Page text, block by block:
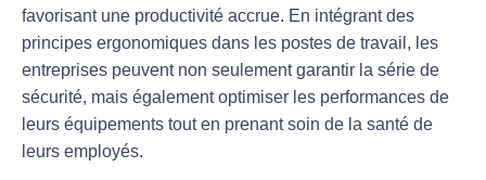
favorisant une productivité accrue. En intégrant des
principes ergonomiques dans les postes de travail, les
entreprises peuvent non seulement garantir la série de
sécurité, mais égalementoptimiser les performances de
leurs équipements tout en prenant soin de la santé de
leurs employés.